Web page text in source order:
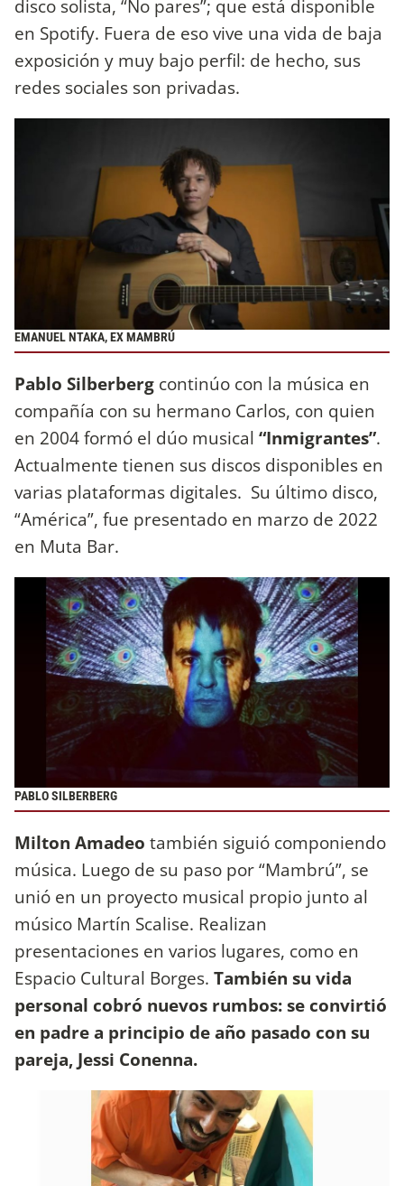
disco solista, “No pares”; que está disponible
en Spotify. Fuera de eso vive una vida de baja
exposición y muy bajo perfil: de hecho, sus
redes sociales son privadas.
EMANUEL NTAKA, EX MAMBRÚ
Pablo Silberberg continúo con la música en
compañía con su hermano Carlos, con quien
en 2004 formó el dúo musical “Inmigrantes”.
Actualmente tienen sus discos disponibles en
varias plataformas digitales. Su último disco,
“América”, fue presentado en marzo de 2022
en Muta Bar.
PABLO SILBERBERG
Milton Amadeo también siguió componiendo
música. Luego de su paso por “Mambrú”, se
unió en un proyecto musical propio junto al
músico Martín Scalise. Realizan
presentaciones en varios lugares, como en
Espacio Cultural Borges. También su vida
personal cobró nuevos rumbos: se convirtió
en padre a principio de año pasado con su
pareja, Jessi Conenna.